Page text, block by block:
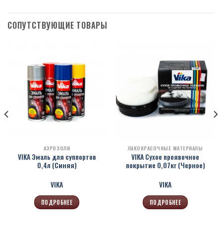
СОПУТСТВУЮЩИЕ ТОВАРЫ
АЭРОЗОЛИ
VIKA Эмаль для суппортов
0,4л (Синяя)
VIKA
ПОДРОБНЕЕ
ЛАКОКРАСОЧНЫЕ МАТЕРИАЛЫ
VIKA Сухое проявочное
покрытие 0,07кг (Черное)
VIKA
ПОДРОБНЕЕ